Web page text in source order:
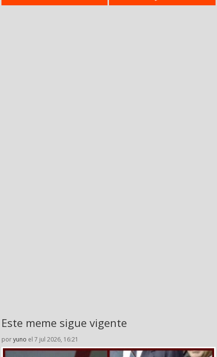
Este meme sigue vigente
poryuno el 7 jul 2026, 16:21